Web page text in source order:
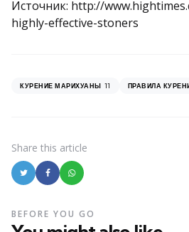
Источник: http://
highly-effective-stoners
КУРЕНИЕ МАРИХУАНЫ 11 ПРАВИЛА
Share this article
BEFORE YOU GO